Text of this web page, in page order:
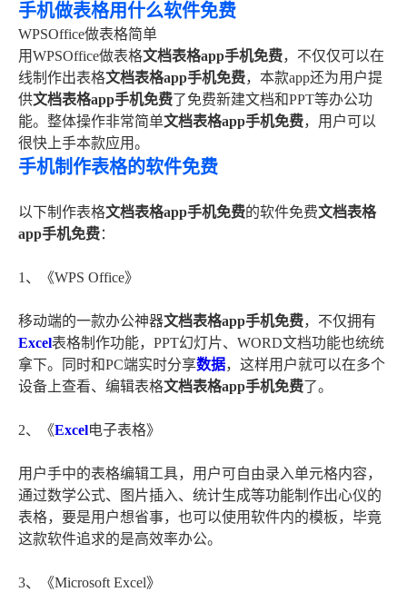
手机做表格用什么软件免费
WPSOffice做表格简单
用WPSOffice做表格文档表格app手机免费，不仅仅可以在
线制作出表格文档表格app手机免费，本款app还为用户提
供文档表格app手机免费了免费新建文档和PPT等办公功
能。整体操作非常简单文档表格app手机免费，用户可以
很快上手本款应用。
手机制作表格的软件免费
以下制作表格文档表格app手机免费的软件免费文档表格
app手机免费：
1、《WPS Office》
移动端的一款办公神器文档表格app手机免费，不仅拥有
Excel表格制作功能，PPT幻灯片、WORD文档功能也统统
拿下。同时和PC端实时分享数据，这样用户就可以在多个
设备上查看、编辑表格文档表格app手机免费了。
2、《Excel电子表格》
用户手中的表格编辑工具，用户可自由录入单元格内容，
通过数学公式、图片插入、统计生成等功能制作出心仪的
表格，要是用户想省事，也可以使用软件内的模板，毕竟
这款软件追求的是高效率办公。
3、《Microsoft Excel》